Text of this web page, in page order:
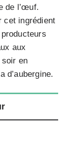
de l’œuf.
cet ingrédient
aux
soir en
d’aubergine.